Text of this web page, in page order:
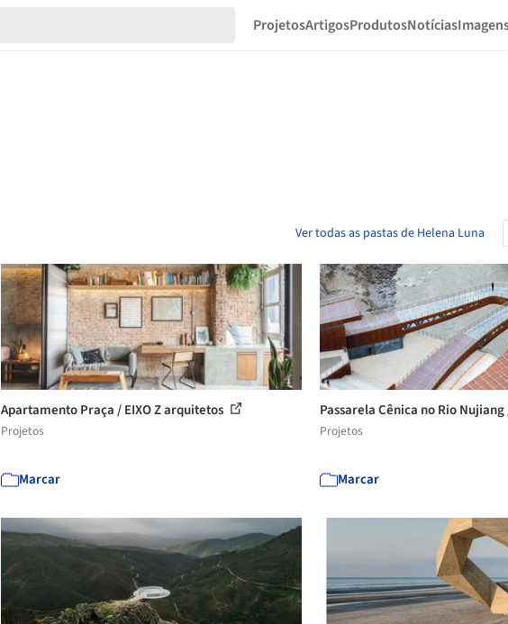
ProjetosArtigosProdutosNotícias
Ver todas as pastas de Helena Luna
Apartamento Praça / EIXO Z arquitetos
Projetos
Marcar
Passarela Cênica no Rio
Projetos
Marcar